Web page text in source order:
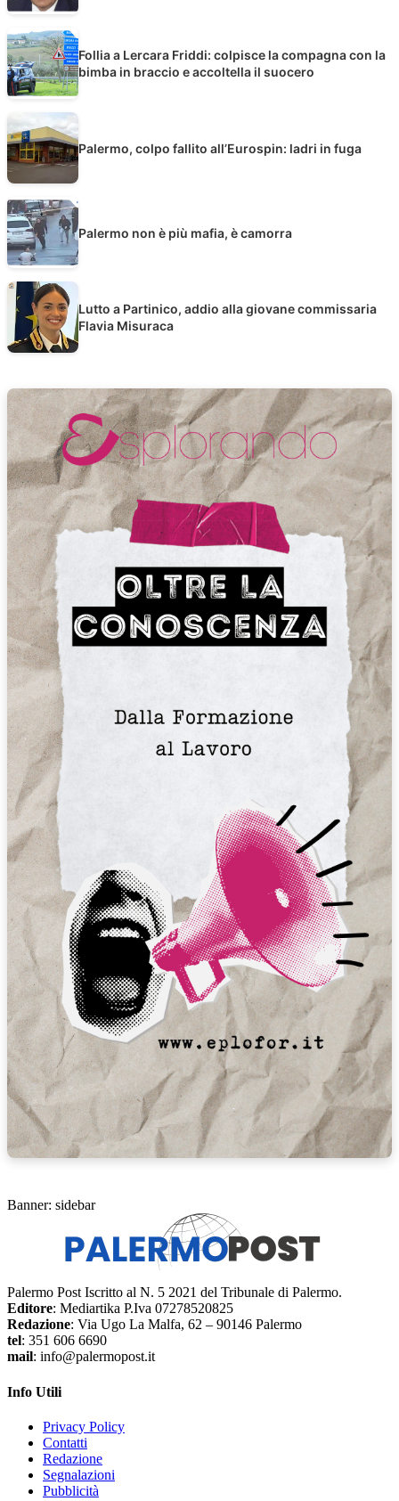
Follia a Lercara Friddi: colpisce la compagna con la
bimba in braccio e accoltella il suocero
Palermo, colpo fallito all’Eurospin: ladri in fuga
Palermo non è più mafia, è camorra
Lutto a Partinico, addio alla giovane commissaria
Flavia Misuraca
Banner: sidebar
Palermo Post Iscritto al N. 5 2021 del Tribunale di Palermo.
Editore: Mediartika P.Iva 07278520825
Redazione: Via Ugo La Malfa, 62 – 90146 Palermo
tel: 351 606 6690
mail: info@palermopost.it
Info Utili
Privacy Policy
Contatti
Redazione
Segnalazioni
Pubblicità